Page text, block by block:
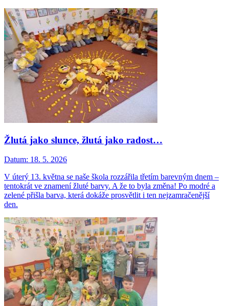
Žlutá jako slunce, žlutá jako radost…
Datum: 18. 5. 2026
V úterý 13. května se naše škola rozzářila třetím barevným dnem –
tentokrát ve znamení žluté barvy. A že to byla změna! Po modré a
zelené přišla barva, která dokáže prosvětlit i ten nejzamračenější
den.